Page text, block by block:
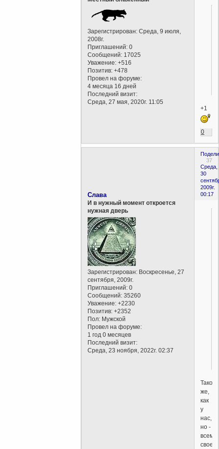
Зарегистрирован: Среда, 9 июля,
2008г.
Приглашений: 0
Сообщений: 17025
Уважение: +516
Позитив: +478
Провел на форуме:
4 месяца 16 дней
Последний визит:
Среда, 27 мая, 2020г. 11:05
+1
0
37
Среда,
30
2009г.
00:17
Слава
И в нужный момент откроется
нужная дверь
Зарегистрирован: Воскресенье, 27
сентября, 2009г.
Приглашений: 0
Сообщений: 35260
Уважение: +2230
Позитив: +2352
Пол: Мужской
Провел на форуме:
1 год 0 месяцев
Последний визит:
Среда, 23 ноября, 2022г. 02:37
Такой
же,
как
у
нас,
но -
всему
свое